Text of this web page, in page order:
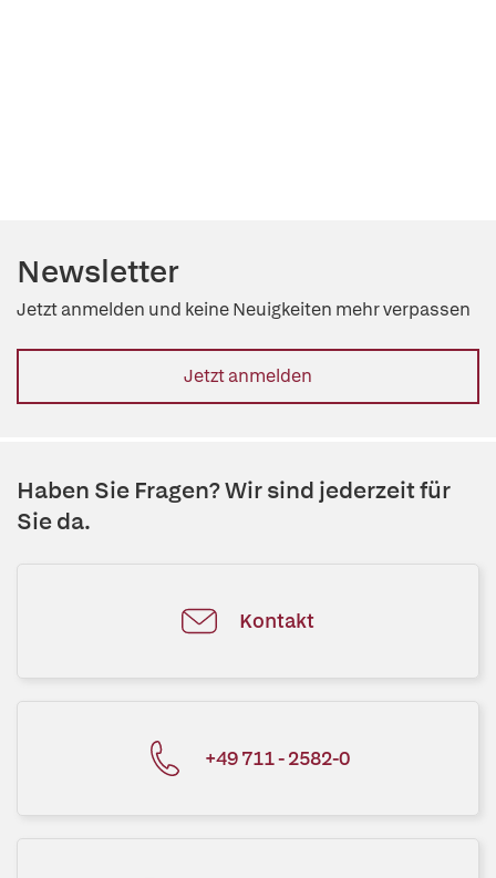
Newsletter
Jetzt anmelden und keine Neuigkeiten mehr verpassen
Jetzt anmelden
Haben Sie Fragen? Wir sind jederzeit für
Sie da.
Kontakt
+49 711 - 2582-0